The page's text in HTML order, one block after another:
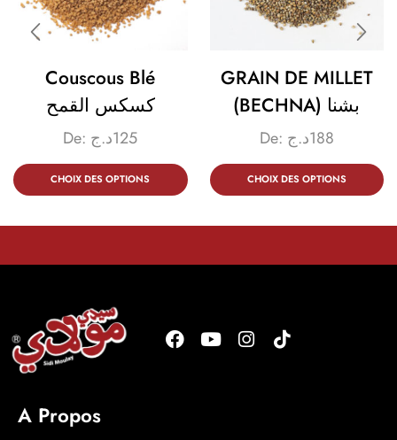
Couscous Blé
كسكس القمح
De: 125د.ج
CHOIX DES OPTIONS
GRAIN DE MILLET
(BECHNA) بشنا
De: 188د.ج
CHOIX DES OPTIONS
A Propos